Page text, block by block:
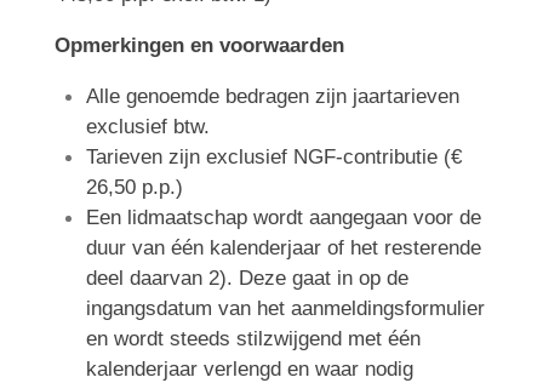
Opmerkingen en voorwaarden
Alle genoemde bedragen zijn jaartarieven
exclusief btw.
Tarieven zijn exclusief NGF-contributie (€
26,50 p.p.)
Een lidmaatschap wordt aangegaan voor de
duur van één kalenderjaar of het resterende
deel daarvan 2). Deze gaat in op de
ingangsdatum van het aanmeldingsformulier
en wordt steeds stilzwijgend met één
kalenderjaar verlengd en waar nodig